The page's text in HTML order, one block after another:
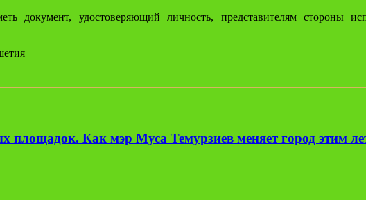
документ, удостоверяющий личность, представителям стороны
площадок. Как мэр Муса Темурзиев меняет город этим